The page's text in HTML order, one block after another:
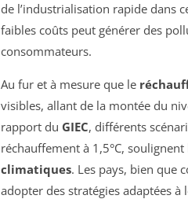
de l’industrialisation rapide dans
faibles coûts peut générer des
consommateurs.
Au fur et à mesure que le
visibles, allant de la montée du
rapport du GIEC, différents
réchauffement à 1,5°C,
climatiques. Les pays, bien que
adopter des stratégies adaptées